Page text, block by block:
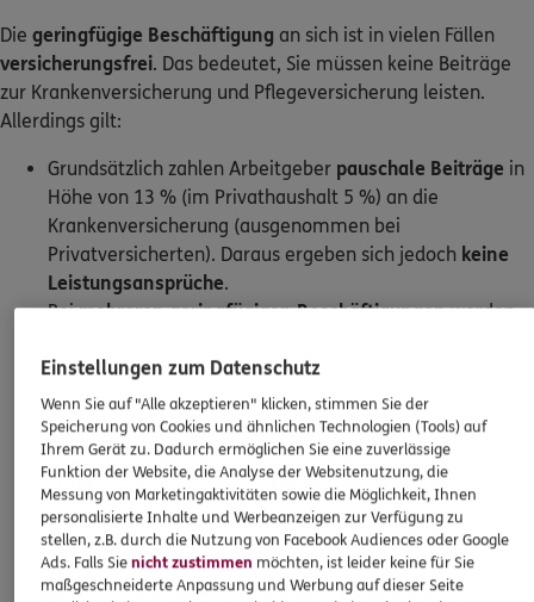
Die geringfügige Beschäftigung an sich ist in vielen Fällen
versicherungsfrei. Das bedeutet, Sie müssen keine Beiträge
zur Krankenversicherung und Pflegeversicherung leisten.
Allerdings gilt:
Grundsätzlich zahlen Arbeitgeber pauschale Beiträge in
Höhe von 13 % (im Privathaushalt 5 %) an die
Krankenversicherung (ausgenommen bei
Privatversicherten). Daraus ergeben sich jedoch keine
Leistungsansprüche.
Beimehreren geringfügigen Beschäftigungenwerden
Grenze von derzeit 6.672 € pro Jahr (556 € pro Monat),
bestehtBeitragspflichtfür die Krankenversicherung.
Eine anderweitige Krankenversicherung ist dann nicht
nötig (private Versicherung) bzw. möglich
(Familienversicherung).
Wenn Siezusätzlich zur versicherungspflichtigen
Hauptbeschäftigungeinen Minijob ausüben, ist dieser
versicherungsfrei. Für jede weitere geringfügige
Wenn Sie auf "Alle akzeptieren" klicken, stimmen Sie der
Speicherung von Cookies und ähnlichen Technologien (Tools) auf
Ihrem Gerät zu. Dadurch ermöglichen Sie eine zuverlässige
Funktion der Website, die Analyse der Websitenutzung, die
Messung von Marketingaktivitäten sowie die Möglichkeit, Ihnen
personalisierte Inhalte und Werbeanzeigen zur Verfügung zu
stellen, z.B. durch die Nutzung von Facebook Audiences oder Google
Ads. Falls Sienicht zustimmenmöchten, ist leider keine für Sie
maßgeschneiderte Anpassung und Werbung auf dieser Seite
möglich. Sie können Ihre Entscheidungen jederzeit über den
Button "Tool-Einstellungen" anpassen. Näheres zu den